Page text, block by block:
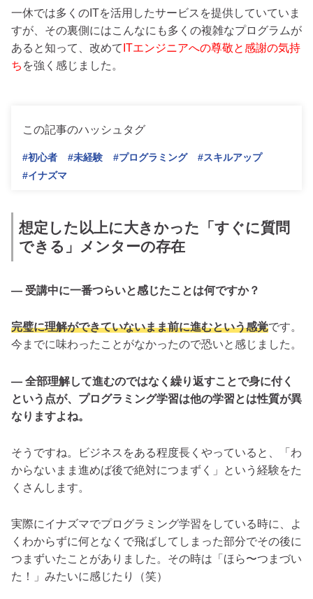
一休では多くのITを活用したサービスを提供していていま
すが、その裏側にはこんなにも多くの複雑なプログラムが
あると知って、改めて ITエンジニアへの尊敬と感謝の気持
ち を強く感じました。
この記事のハッシュタグ
#初心者 #未経験 #プログラミング
#スキルアップ
#イナズマ
想定した以上に大きかった「すぐに質問
できる」メンターの存在
— 受講中に一番つらいと感じたことは何ですか？
完璧に理解ができていないまま前に進むという感覚です。
今までに味わったことがなかったので恐いと感じました。
— 全部理解して進むのではなく繰り返すことで身に付く
という点が、プログラミング学習は他の学習とは性質が異
なりますよね。
そうですね。ビジネスをある程度長くやっていると、「わ
からないまま進めば後で絶対につまずく」という経験をた
くさんします。
実際にイナズマでプログラミング学習をしている時に、よ
くわからずに何となくで飛ばしてしまった部分でその後に
つまずいたことがありました。その時は「ほら〜つまづい
た！」みたいに感じたり（笑）